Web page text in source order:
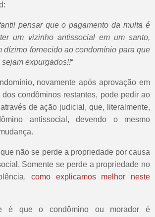
pensar que o pagamento da multa é
um vizinho antissocial em um santo,
dízimo fornecido ao condomínio para que
expurgados!!“
novamente após aprovação em
condôminos restantes, pode pedir ao
de ação judicial, que, literalmente,
antissocial, devendo o mesmo
não se perde a propriedade por causa
Somente se perde a propriedade no
como explicamos melhor neste
é que o condômino ou morador é